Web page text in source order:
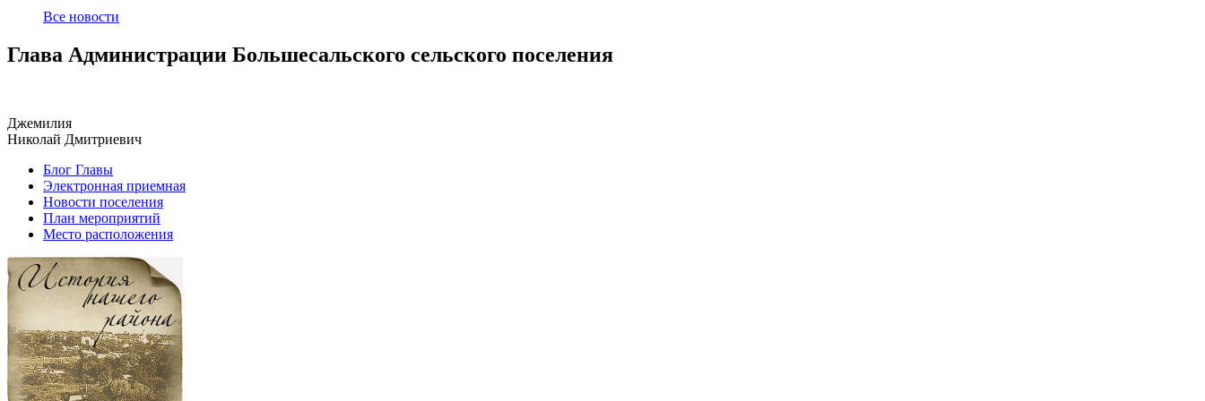
Все новости
Глава Администрации Большесальского сельского поселения
Джемилия
Николай Дмитриевич
Блог Главы
Электронная приемная
Новости поселения
План мероприятий
Место расположения